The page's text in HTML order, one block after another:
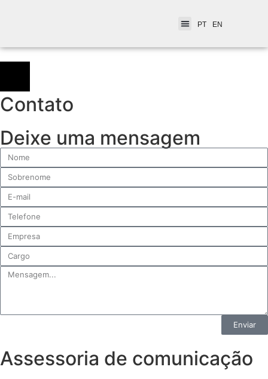
PT EN
Contato
Deixe uma mensagem
Enviar
Assessoria de comunicação